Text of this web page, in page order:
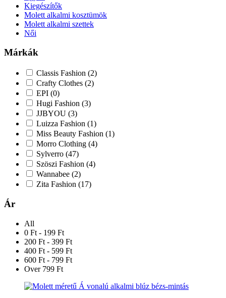
Kiegészítők
Molett alkalmi kosztümök
Molett alkalmi szettek
Női
Márkák
Classis Fashion (2)
Crafty Clothes (2)
EPI (0)
Hugi Fashion (3)
JJBYOU (3)
Luizza Fashion (1)
Miss Beauty Fashion (1)
Morro Clothing (4)
Sylverro (47)
Szöszi Fashion (4)
Wannabee (2)
Zita Fashion (17)
Ár
All
0 Ft - 199 Ft
200 Ft - 399 Ft
400 Ft - 599 Ft
600 Ft - 799 Ft
Over 799 Ft